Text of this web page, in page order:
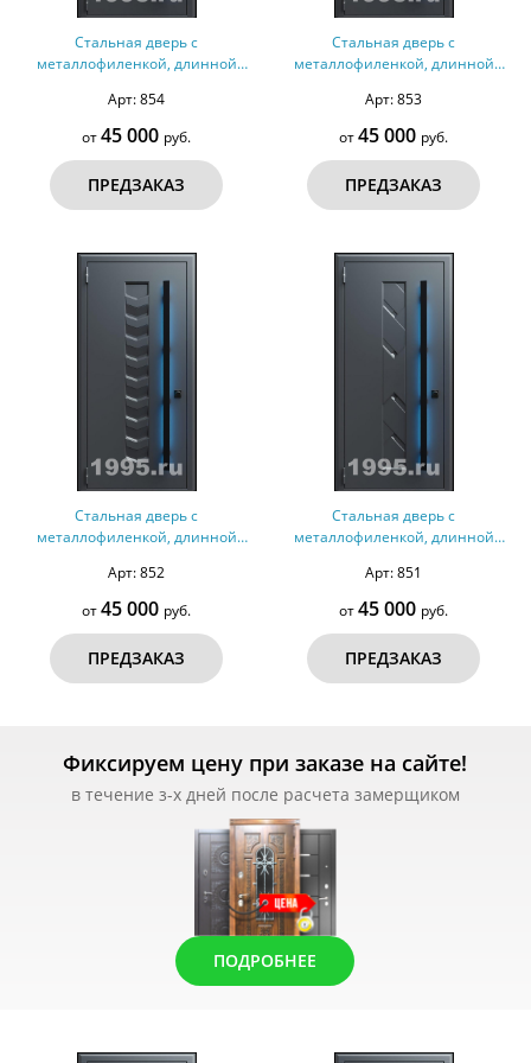
Стальная дверь с
металлофиленкой, длинной
серым порошковым
окрашиванием RAL 7021 (тип
№6)
Арт: 854
от45 000 руб.
ПРЕДЗАКАЗ
Стальная дверь с
металлофиленкой, длинной
серым порошковым
окрашиванием RAL 7021 (тип
№5)
Арт: 853
от45 000 руб.
ПРЕДЗАКАЗ
Стальная дверь с
металлофиленкой, длинной
серым порошковым
окрашиванием RAL 7021 (тип
№4)
Арт: 852
от45 000 руб.
ПРЕДЗАКАЗ
Стальная дверь с
металлофиленкой, длинной
серым порошковым
окрашиванием RAL 7021 (тип
№3)
Арт: 851
от45 000 руб.
ПРЕДЗАКАЗ
Фиксируем цену при заказе на сайте!
в течение з-х дней после расчета замерщиком
ПОДРОБНЕЕ